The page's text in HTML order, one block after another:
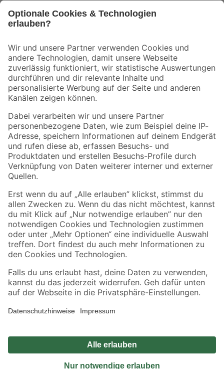
Der toom Newsletter: Keine Angebote und Aktionen mehr verpassen!
Zur Newsletter Anmeldung
Folge uns
Zahlungsarten Versandarten
Sicher einkaufen
Jetzt die toom-App herunterladen
Alle Preisangaben in EUR inkl. gesetzl. MwSt.. Die dargestellten Angebote sind unter
Umständen nicht in allen Märkten verfügbar. Die angegebenen Verfügbarkeiten beziehen
Produkte nur solange der Vorrat reicht.
*Paketversand ab 59 € versandkostenfrei, gilt nicht für Artikel mit Speditionsversand, hier
Privatsphäre Impressum
Nutzungsbedingungen
Widerrufsrecht
Vertrag widerrufen